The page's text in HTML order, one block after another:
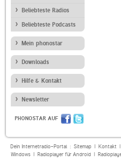
Beliebteste Radios
Beliebteste Podcasts
Mein phonostar
Downloads
Hilfe & Kontakt
Newsletter
PHONOSTAR AUF
Dein Internetradio-Portal : Sitemap| Kontakt|
Windows| Radioplayer für Android|